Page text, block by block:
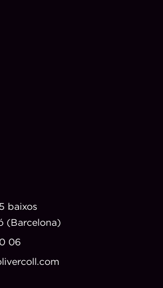
baixos
(Barcelona)
06